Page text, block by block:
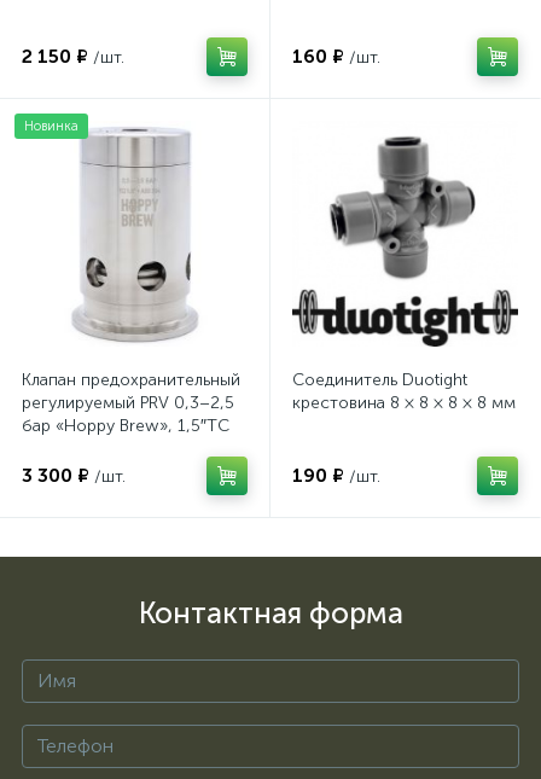
2 150 ₽ /шт. 160 ₽ /шт.
Новинка
Клапан предохранительный
регулируемый PRV 0,3–2,5
бар «Hoppy Brew», 1,5″TC
3 300 ₽ /шт.
Соединитель Duotight
крестовина 8 × 8 × 8 × 8 мм
190 ₽ /шт.
Контактная форма